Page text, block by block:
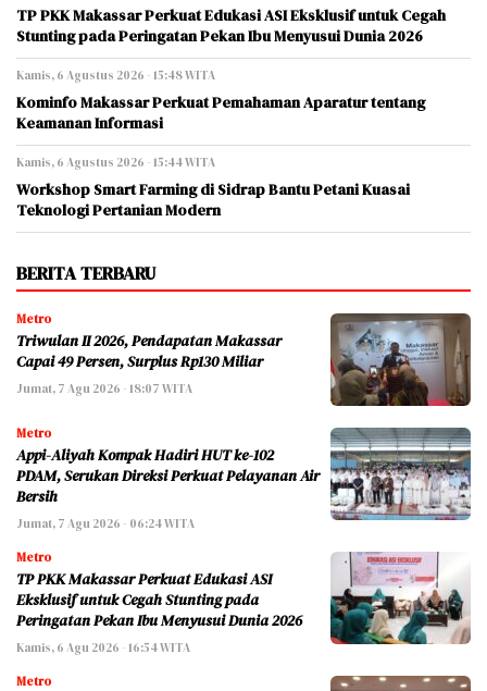
TP PKK Makassar Perkuat Edukasi ASI Eksklusif untuk Cegah
Stunting pada Peringatan Pekan Ibu Menyusui Dunia 2026
Kamis, 6 Agustus 2026 - 15:48 WITA
Kominfo Makassar Perkuat Pemahaman Aparatur tentang
Keamanan Informasi
Kamis, 6 Agustus 2026 - 15:44 WITA
Workshop Smart Farming di Sidrap Bantu Petani Kuasai
Teknologi Pertanian Modern
BERITA TERBARU
Metro
Triwulan II 2026, Pendapatan Makassar
Capai 49 Persen, Surplus Rp130 Miliar
Jumat, 7 Agu 2026 - 18:07 WITA
Metro
Appi-Aliyah Kompak Hadiri HUT ke-102
PDAM, Serukan Direksi Perkuat Pelayanan Air
Bersih
Jumat, 7 Agu 2026 - 06:24 WITA
Metro
TP PKK Makassar Perkuat Edukasi ASI
Eksklusif untuk Cegah Stunting pada
Peringatan Pekan Ibu Menyusui Dunia 2026
Kamis, 6 Agu 2026 - 16:54 WITA
Metro